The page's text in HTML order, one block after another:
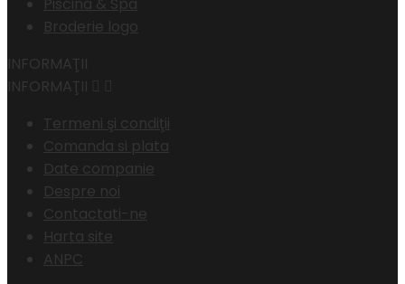
Broderie logo
INFORMAŢII
INFORMAŢII
Termeni şi condiţii
Comanda si plata
Date companie
Despre noi
Contactati-ne
Harta site
ANPC